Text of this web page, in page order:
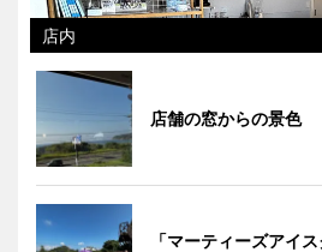
店内
店舗の窓からの景色
「マーティーズアイ